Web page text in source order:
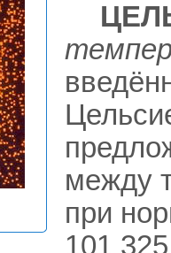
между
при
101